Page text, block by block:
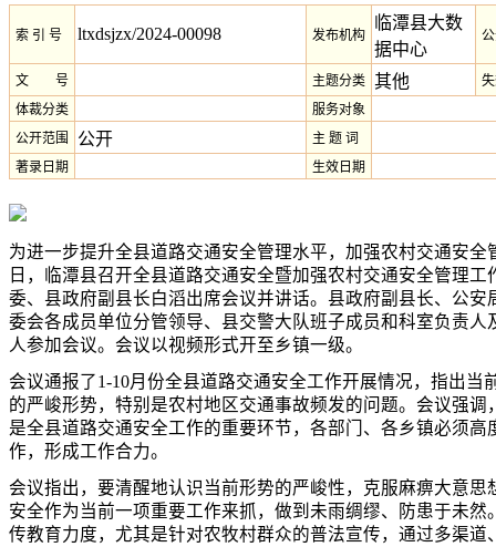
索 引 号 ltxdsjzx/2024-00098 发布机构
临潭县大数
据中心
文 号 主题分类 其他
体裁分类
服务对象
公开范围
公开
主 题 词
著录日期
生效日期
为进一步提升全县道路交通安全管理水平，加强农村交通安全
日，临潭县召开全县道路交通安全暨加强农村交通安全管理工
委、县政府副县长白滔出席会议并讲话。县政府副县长、公安
委会各成员单位分管领导、县交警大队班子成员和科室负责人
人参加会议。会议以视频形式开至乡镇一级。
会议通报了1-10月份全县道路交通安全工作开展情况，指出当
的严峻形势，特别是农村地区交通事故频发的问题。会议强调
是全县道路交通安全工作的重要环节，各部门、各乡镇必须高
作，形成工作合力。
会议指出，要清醒地认识当前形势的严峻性，克服麻痹大意思
安全作为当前一项重要工作来抓，做到未雨绸缪、防患于未然
传教育力度，尤其是针对农牧村群众的普法宣传，通过多渠道